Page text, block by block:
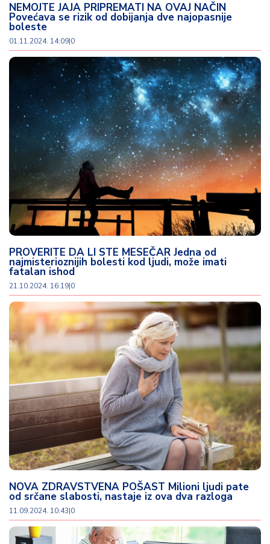
NEMOJTE JAJA PRIPREMATI NA OVAJ NAČIN
Povećava se rizik od dobijanja dve najopasnije
boleste
01.11.2024. 14:09|0
PROVERITE DA LI STE MESEČAR Jedna od
najmisterioznijih bolesti kod ljudi, može imati
fatalan ishod
21.10.2024. 16:19|0
NOVA ZDRAVSTVENA POŠAST Milioni ljudi pate
od srčane slabosti, nastaje iz ova dva razloga
11.09.2024. 10:43|0